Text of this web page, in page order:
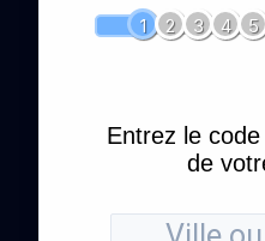
1 2 3 4 5
Entrez le
de